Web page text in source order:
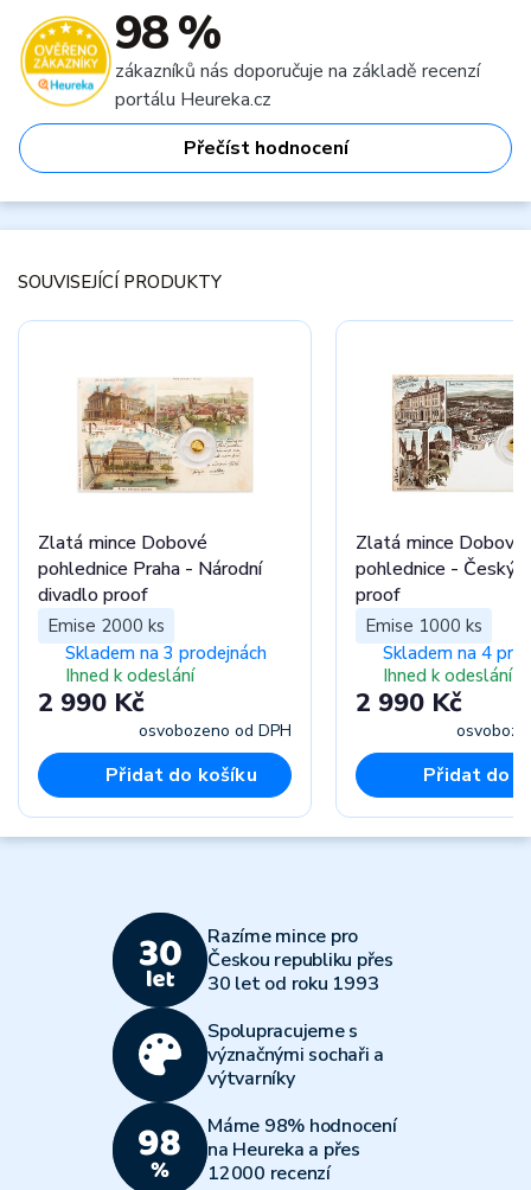
98 %
zákazníků nás doporučuje na základě recenzí
portálu Heureka.cz
Přečíst hodnocení
SOUVISEJÍCÍ PRODUKTY
Zlatá mince Dobové
pohlednice Praha - Národní
divadlo proof
Emise 2000 ks
Skladem na 3 prodejnách
Ihned k odeslání
2 990 Kč
osvobozeno od DPH
Přidat do košíku
Zlatá mince Dobové
pohlednice - Český
proof
Emise 1000 ks
Skladem na 4
Ihned k odeslání
2 990 Kč
Přidat do
Razíme mince pro
Českou republiku přes
30 let od roku 1993
Spolupracujeme s
význačnými sochaři a
výtvarníky
Máme 98% hodnocení
na Heureka a přes
12000 recenzí